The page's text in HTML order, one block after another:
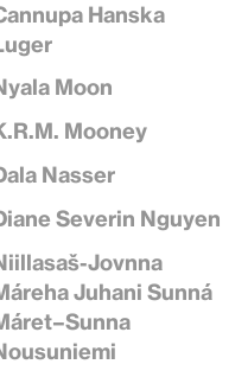
Hanska
Moon
Mooney
Nasser
Severin Nguyen
Jovnna
Juhani Sunná